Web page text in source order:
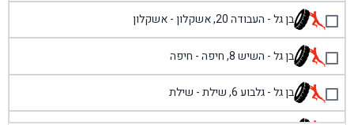
בן גל - העבודה 20, אשקלון - אשקלון
בן גל - השיש 8, חיפה - חיפה
בן גל - גלבוע 6, שילת - שילת